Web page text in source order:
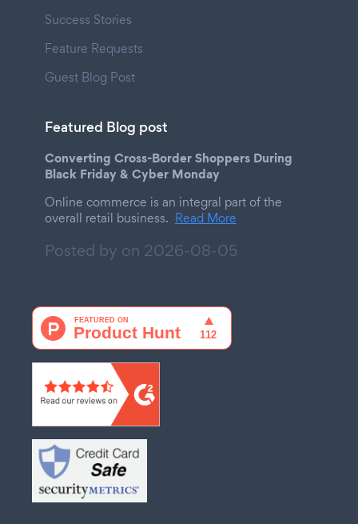
Success Stories
Feature Requests
Guest Blog Post
Featured Blog post
Converting Cross-Border Shoppers During
Black Friday & Cyber Monday
Online commerce is an integral part of the
overall retail business. Read More
Posted by on 2026-08-05